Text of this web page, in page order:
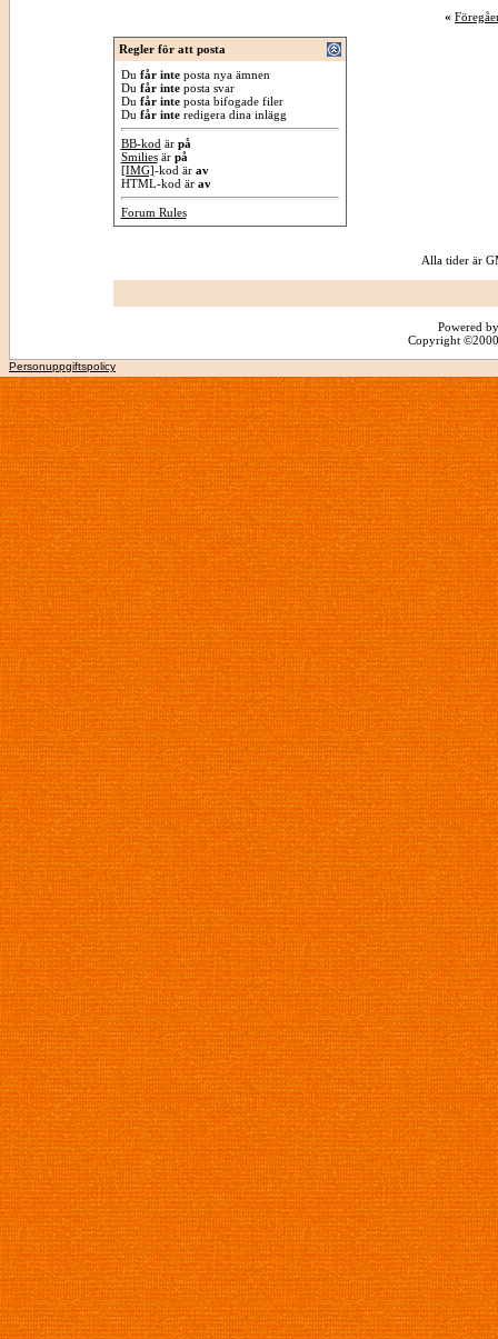
«
Regler för att posta
Du får inteposta nya ämnen
Du får inteposta svar
Du får inteposta bifogade filer
Du får interedigera dina inlägg
BB-kod är på
Smiliesär på
[IMG]-kod är av
HTML-kod är av
Forum Rules
Alla tider är
Powered
Copyright
Personuppgiftspolicy